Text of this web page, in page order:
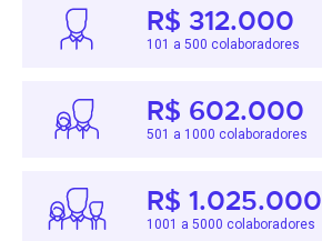
R$ 312.000
101 a 500 colaboradores
R$ 602.000
501 a 1000 colaboradores
R$ 1.025.000
1001 a 5000 colaboradores